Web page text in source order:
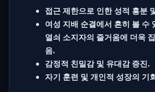
접근 제한으로 인한 성적 흥분
여성 지배 순결에서 흔히 볼 수
열쇠 소지자의 즐거움에 더욱
음.
감정적 친밀감 및 유대감 증진.
자기 훈련 및 개인적 성장의 기